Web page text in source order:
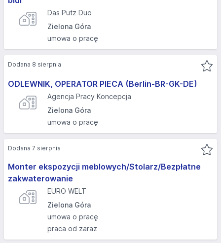
Das Putz Duo
Zielona Góra
umowa o pracę
ODLEWNIK, OPERATOR PIECA (Berlin-BR-GK-DE)
Agencja Pracy Koncepcja
Zielona Góra
umowa o pracę
Dodana 8 sierpnia
Monter ekspozycji meblowych/Stolarz/Bezpłatne
zakwaterowanie
EURO WELT
Zielona Góra
umowa o pracę
praca od zaraz
Dodana 7 sierpnia